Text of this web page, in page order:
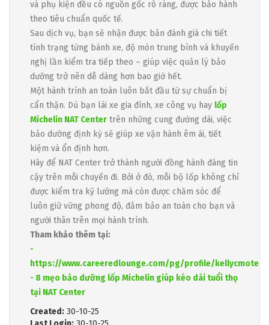
và phụ kiện đều có nguồn gốc rõ ràng, được bảo hành
theo tiêu chuẩn quốc tế.
Sau dịch vụ, bạn sẽ nhận được bản đánh giá chi tiết
tình trạng từng bánh xe, độ mòn trung bình và khuyến
nghị lần kiểm tra tiếp theo – giúp việc quản lý bảo
dưỡng trở nên dễ dàng hơn bao giờ hết.
Một hành trình an toàn luôn bắt đầu từ sự chuẩn bị
cẩn thận. Dù bạn lái xe gia đình, xe công vụ hay lốp
Michelin NAT Center trên những cung đường dài, việc
bảo dưỡng định kỳ sẽ giúp xe vận hành êm ái, tiết
kiệm và ổn định hơn.
Hãy để NAT Center trở thành người đồng hành đáng tin
cậy trên mỗi chuyến đi. Bởi ở đó, mỗi bộ lốp không chỉ
được kiểm tra kỹ lưỡng mà còn được chăm sóc để
luôn giữ vững phong độ, đảm bảo an toàn cho bạn và
người thân trên mọi hành trình.
Tham khảo thêm tại:
-
https://www.careeredlounge.com/pg/profile/kellycmote
- 8 mẹo bảo dưỡng lốp Michelin giúp kéo dài tuổi thọ
tại NAT Center
Created: 30-10-25